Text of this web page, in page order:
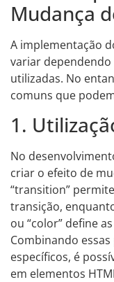
Mudança
A implementação
variar
utilizadas. No
comuns que
1.
No
criar o efeito de
“transition”
transição,
ou “color” define
Combinando
específicos, é
em elementos